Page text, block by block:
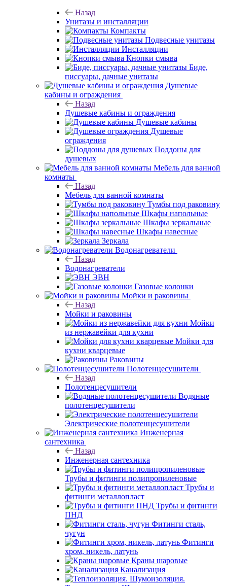
Назад
Унитазы и инсталляции
Компакты
Подвесные унитазы
Инсталляции
Кнопки смыва
Биде,
писсуары, дачные унитазы
Душевые
кабины и ограждения
Назад
Душевые кабины и ограждения
Душевые кабины
Душевые
ограждения
Поддоны для
душевых
Мебель для ванной
комнаты
Назад
Мебель для ванной комнаты
Тумбы под раковину
Шкафы напольные
Шкафы зеркальные
Шкафы навесные
Зеркала
Водонагреватели
Назад
Водонагреватели
ЭВН
Газовые колонки
Мойки и раковины
Назад
Мойки и раковины
Мойки
из нержавейки для кухни
Мойки для
кухни кварцевые
Раковины
Полотенцесушители
Назад
Полотенцесушители
Водяные
полотенцесушители
Электрические полотенцесушители
Инженерная
сантехника
Назад
Инженерная сантехника
Трубы и фитинги полипропиленовые
Трубы и
фитинги металлопласт
Трубы и фитинги
ПНД
Фитинги сталь,
чугун
Фитинги
хром, никель, латунь
Краны шаровые
Канализация